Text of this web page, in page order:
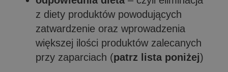
z diety produktów powodujących
zatwardzenie oraz wprowadzenia
większej ilości produktów zalecanych
przy zaparciach (patrz lista poniżej)